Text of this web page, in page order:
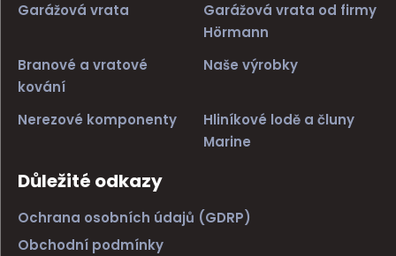
Garážová vrata
Garážová vrata od firmy
Hörmann
Branové a vratové
kování
Naše výrobky
Nerezové komponenty
Hliníkové lodě a čluny
Marine
Důležité odkazy
Ochrana osobních údajů (GDRP)
Obchodní podmínky